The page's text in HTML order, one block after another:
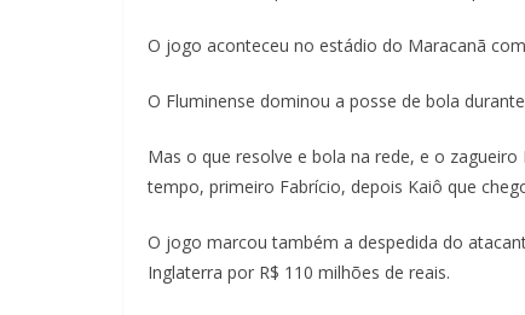
O jogo aconteceu no estádio do Maracanã
O Fluminense dominou a posse de bola
Mas o que resolve e bola na rede, e o
tempo, primeiro Fabrício, depois Kaiô que
O jogo marcou também a despedida do
Inglaterra por R$ 110 milhões de reais.